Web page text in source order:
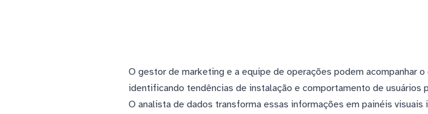
O gestor de marketing e a equipe de operações podem acompanhar
identificando tendências de instalação e comportamento de usuários
O analista de dados transforma essas informações em painéis